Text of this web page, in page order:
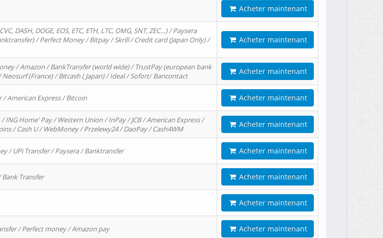
Acheter maintenant
DASH, DOGE, EOS, ETC, ETH, LTC, OMG, SNT, ZEC…) / Paysera
/ Perfect Money / Bitpay / Skrill / Credit card (Japan Only) /
Acheter maintenant
/ Amazon / BankTransfer (world wide) / TrustPay (european bank
(France) / Bitcash ( Japan) / Ideal / Sofort/ Bancontact
Acheter maintenant
American Express / Bitcoin Acheter maintenant
Home' Pay / Western Union / InPay / JCB / American Express /
/ Cash U / WebMoney / Przelewy24 / DaoPay / Cash4WM
Acheter maintenant
/ UPi Transfer / Paysera / Banktransfer Acheter maintenant
Transfer Acheter maintenant
Acheter maintenant
/ Perfect money / Amazon pay Acheter maintenant